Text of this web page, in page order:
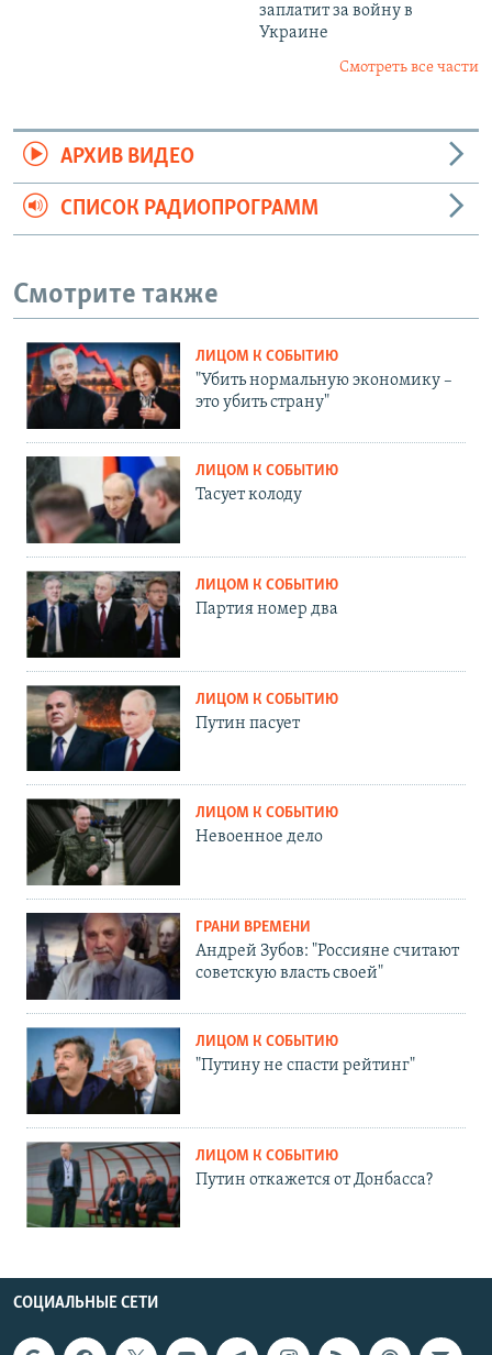
заплатит за войну в
Украине
Смотреть все части
АРХИВ ВИДЕО
СПИСОК РАДИОПРОГРАММ
Смотрите также
ЛИЦОМ К СОБЫТИЮ
"Убить нормальную экономику –
это убить страну"
ЛИЦОМ К СОБЫТИЮ
Тасует колоду
ЛИЦОМ К СОБЫТИЮ
Партия номер два
ЛИЦОМ К СОБЫТИЮ
Путин пасует
ЛИЦОМ К СОБЫТИЮ
Невоенное дело
ГРАНИ ВРЕМЕНИ
Андрей Зубов: "Россияне считают
советскую власть своей"
ЛИЦОМ К СОБЫТИЮ
"Путину не спасти рейтинг"
ЛИЦОМ К СОБЫТИЮ
Путин откажется от Донбасса?
СОЦИАЛЬНЫЕ СЕТИ